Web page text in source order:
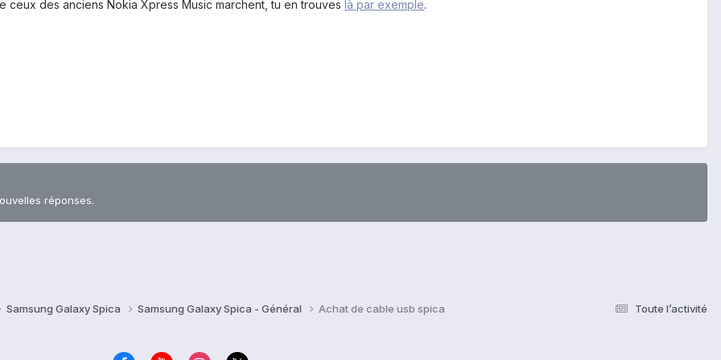
ceux des anciens Nokia Xpress Music marchent, tu en trouves là par exemple.
réponses.
Toute l’activité
Samsung Galaxy Spica Samsung Galaxy Spica - Général Achat de cable usb spica